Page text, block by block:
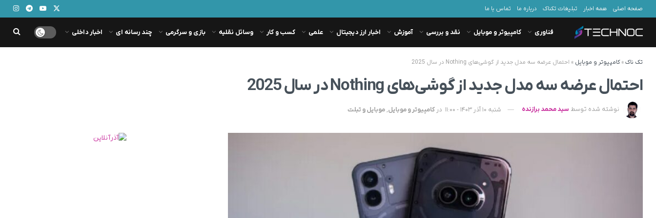
صفحه اصلی همه اخبار تبلیغات تکناک درباره ما تماس با ما
فناوری کامپیوتر و موبایل نقد و بررسی آموزش اخبار ارز دیجیتال علمی کسب و کار وسائل نقلیه بازی و سرگرمی چند رسانه ای اخبار داخلی
تک ناک»کامپیوتر و موبایل » احتمال عرضه سه مدل جدید از گوشی‌های Nothing در سال 2025
احتمال عرضه سه مدل جدید از گوشی‌های Nothing در سال 2025
نوشته شده توسط سید محمد برازنده شنبه 10 آذر 1403 - 11:00 در کامپیوتر و موبایل,موبایل و تبلت